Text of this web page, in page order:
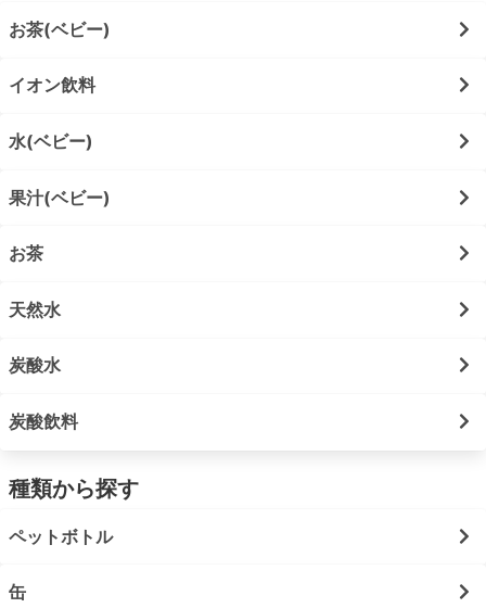
お茶(ベビー)
イオン飲料
水(ベビー)
果汁(ベビー)
お茶
天然水
炭酸水
炭酸飲料
種類から探す
ペットボトル
缶